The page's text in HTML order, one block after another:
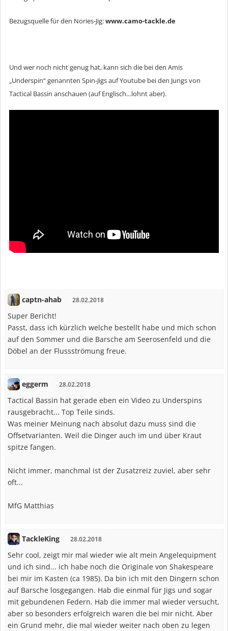
Bezugsquelle für den Nories-Jig:www.camo-tackle.de
Und wer noch nicht genug hat, kann sich die bei den Amis
„Underspin“ genannten Spin-Jigs auf Youtube bei den Jungs von
Tactical Bassin anschauen (auf Englisch…lohnt aber).
captn-ahab 28.02.2018
Super Bericht!
Passt, dass ich kürzlich welche bestellt habe und mich schon
auf den Sommer und die Barsche am Seerosenfeld und die
Döbel an der Flussströmung freue.
eggerm 28.02.2018
Tactical Bassin hat gerade eben ein Video zu Underspins
rausgebracht... Top Teile sinds.
Was meiner Meinung nach absolut dazu muss sind die
Offsetvarianten. Weil die Dinger auch im und über Kraut
spitze fangen.
Nicht immer, manchmal ist der Zusatzreiz zuviel, aber sehr
oft...
MfG Matthias
TackleKing 28.02.2018
Sehr cool, zeigt mir mal wieder wie alt mein Angelequipment
und ich sind... ich habe noch die Originale von Shakespeare
bei mir im Kasten (ca 1985). Da bin ich mit den Dingern schon
auf Barsche losgegangen. Hab die einmal für Jigs und sogar
mit gebundenen Federn. Hab die immer mal wieder versucht,
aber so besonders erfolgreich waren die bei mir nicht. Aber
ein Grund mehr, die mal wieder weiter nach oben zu legen